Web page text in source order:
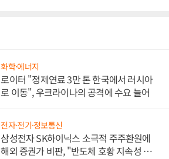
화학·에너지
로이터 "정제연료 3만 톤 한국에서 러시아
로 이동", 우크라이나의 공격에 수요 늘어
전자·전기·정보통신
삼성전자 SK하이닉스 소극적 주주환원에
해외 증권가 비판, "반도체 호황 지속성 의